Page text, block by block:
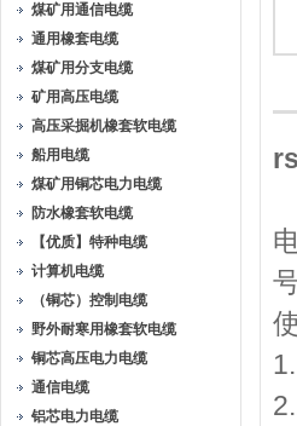
煤矿用通信电缆
通用橡套电缆
煤矿用分支电缆
矿用高压电缆
高压采掘机橡套软电缆
船用电缆
煤矿用铜芯电力电缆
防水橡套软电缆
【优质】特种电缆
计算机电缆
（铜芯）控制电缆
野外耐寒用橡套软电缆
铜芯高压电力电缆
通信电缆
铝芯电力电缆